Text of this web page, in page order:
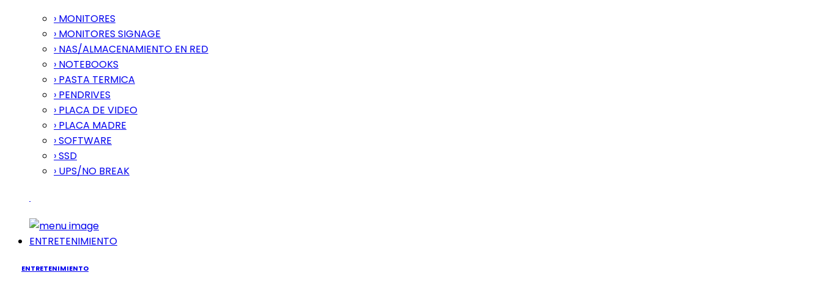
› MONITORES
› MONITORES SIGNAGE
› NAS/ALMACENAMIENTO EN RED
› NOTEBOOKS
› PASTA TERMICA
› PENDRIVES
› PLACA DE VIDEO
› PLACA MADRE
› SOFTWARE
› SSD
› UPS/NO BREAK
ENTRETENIMIENTO
ENTRETENIMIENTO